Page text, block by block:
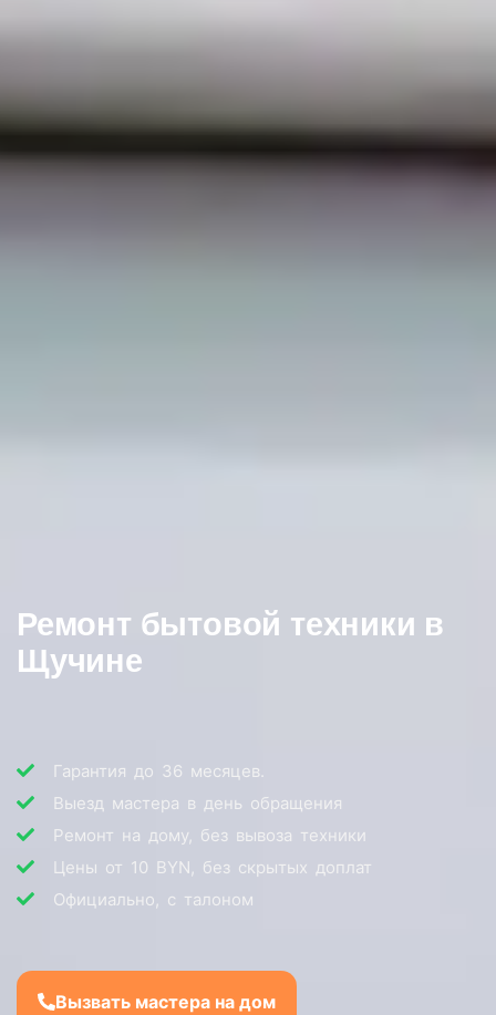
Ремонт бытовой техники в
Щучине
Гарантия до 36 месяцев.
Выезд мастера в день обращения
Ремонт на дому, без вывоза техники
Цены от 10 BYN, без скрытых доплат
Официально, с талоном
Вызвать мастера на дом